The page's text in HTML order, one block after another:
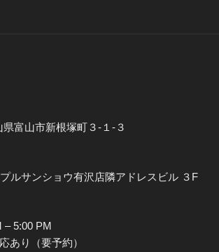
県富山市新根塚町３-１-３
ルサンショウ有沢店隣アドレスビル ３F
– 5:00 PM
あり（要予約）